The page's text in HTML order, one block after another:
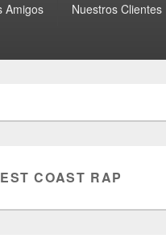
Amigos Nuestros Clientes
COAST RAP